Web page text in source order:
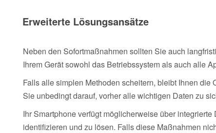
Erweiterte Lösungsansätze
Neben den Sofortmaßnahmen sollten Sie auch
Ihrem Gerät sowohl das Betriebssystem als auch alle
Falls alle simplen Methoden scheitern, bleibt Ihnen
Sie unbedingt darauf, vorher alle wichtigen Daten zu
Ihr Smartphone verfügt möglicherweise über
identifizieren und zu lösen. Falls diese Maßnahmen